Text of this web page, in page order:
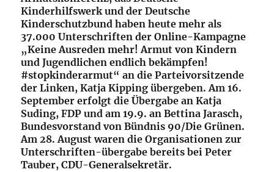
Kinderhilfswerk und der Deutsche
Kinderschutzbund haben heute mehr als
37.000 Unterschriften der Online-Kampagne
„Keine Ausreden mehr! Armut von Kindern
und Jugendlichen endlich bekämpfen!
#stopkinderarmut“ an die Parteivorsitzende
der Linken, Katja Kipping übergeben. Am 16.
September erfolgt die Übergabe an Katja
Suding, FDP und am 19.9. an Bettina Jarasch,
Bundesvorstand von Bündnis 90/Die Grünen.
Am 28. August waren die Organisationen zur
Unterschriften-übergabe bereits bei Peter
Tauber, CDU-Generalsekretär.